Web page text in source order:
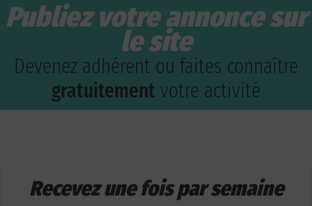
Publiez votre annonce sur
le site
Devenez adhérent ou faites connaître
gratuitement votre activité
Recevez une fois par semaine